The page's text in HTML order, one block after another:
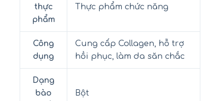
thực
phẩm
Thực phẩm chức năng
Công
dụng
Cung cấp Collagen, hỗ trợ
hồi phục, làm da săn chắc
Dạng
bào
Bột